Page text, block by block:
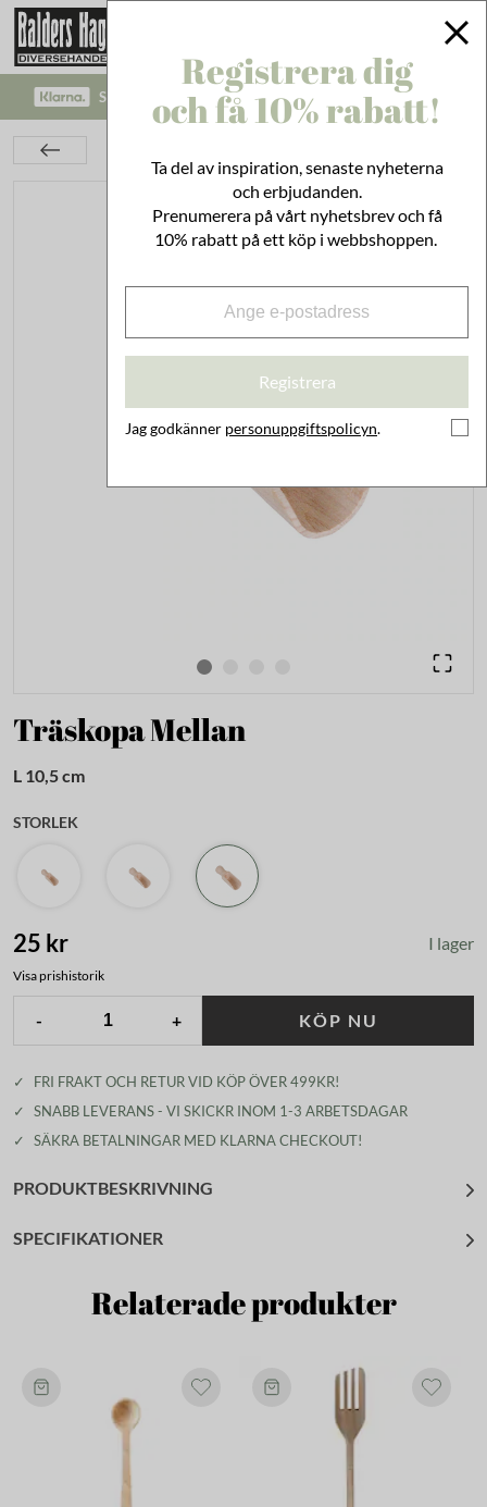
SÄKRA BETALNINGAR MED KLARNA CHECKOUT!
Träskopa Mellan
L 10,5 cm
STORLEK
25 kr I lager
Visa prishistorik
- + KÖP NU
✓
FRI FRAKT OCH RETUR VID KÖP ÖVER 499KR!
✓
SNABB LEVERANS - VI SKICKR INOM 1-3 ARBETSDAGAR
✓
SÄKRA BETALNINGAR MED KLARNA CHECKOUT!
PRODUKTBESKRIVNING
SPECIFIKATIONER
Relaterade produkter
Registrera dig
och få 10% rabatt!
Ta del av inspiration, senaste nyheterna
och erbjudanden.
Prenumerera på vårt nyhetsbrev och få
10% rabatt på ett köp i webbshoppen.
Registrera
Jag godkänner personuppgiftspolicyn.